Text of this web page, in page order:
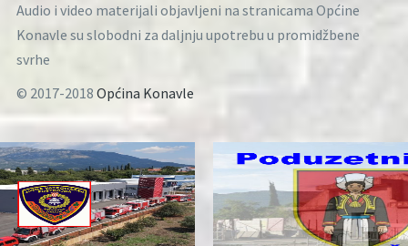
Audio i video materijali objavljeni na stranicama Općine
Konavle su slobodni za daljnju upotrebu u promidžbene
svrhe
© 2017-2018 Općina Konavle